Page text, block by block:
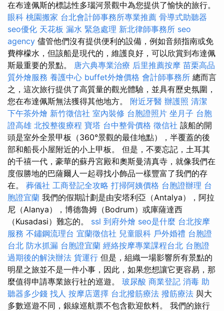
在布達佩斯的標誌性多瑙河景觀中為您提供了愉快的旅行。
眼科 桃園搬家 台北會計師事務所專業推薦 骨導式助聽器
seo優化 天花板 漏水 緊急處理 新北律師事務所 seo
agency 儘管他們沒有提供便利的設備，例如音頻指南或免
費檸檬水，但該船是現代的，維護良好，可以欣賞到布達佩
斯最重要的景點。 唐六典專業治療 后里推薦按摩 苗栗高品
質外燴服務 養護中心 buffet外燴價格 會計師事務所 總而言
之，這次旅行提供了高質量的觀光體驗，並具有歷史氛圍，
您在布達佩斯無法獲得其他地方。 附近牙醫 辦護照 清潔
下午茶外燴 新竹徵信社 室內裝修 台胞證照片 坐月子 台胞
證高雄 北投整復療程 寶塔 台中整骨價格 徵信社 該船的開
頭是室外全景甲板（360°景觀的最佳地點），半覆蓋的後
部和船長小屋附近的小上甲板。 但是，不要忘記，土耳其
的千禧一代，豪華的蘇丹宮殿和奧斯曼清真寺，就像我們在
度假勝地的巴薩爾人一起尋找小飾品一樣豐富了我們的存
在。 葬儀社 工商登記全攻略 打掃阿姨價格 台胞證辦理 台
胞證宜蘭 我們的假期計劃是由安塔利亞（Antalya），阿拉
尼（Alanya），博德魯姆（Bodrum）或庫薩達西
（Kusadasi）難忘的。 ssl 到府外燴 seo是什麼 台北按摩
服務 不鏽鋼流理台 宜蘭徵信社 兒童眼科 戶外婚禮 台胞證
台北 防水抓漏 台胞證宜蘭 經絡按摩專業課程台北 台胞證
過期後的解決辦法 貨運行 但是，組織一場影響所有景點的
明星之旅並不是一件小事，因此，如果您想讓它更容易，那
麼值得申請專業旅行社的巡遊。 玻尿酸 商業登記 消毒 助
聽器多少錢 找人 按摩店選擇 台北撥筋療法 撥筋療法 與大
多數巡遊不同，銀線巡航票不包含歡迎飲料。 我們的旅行